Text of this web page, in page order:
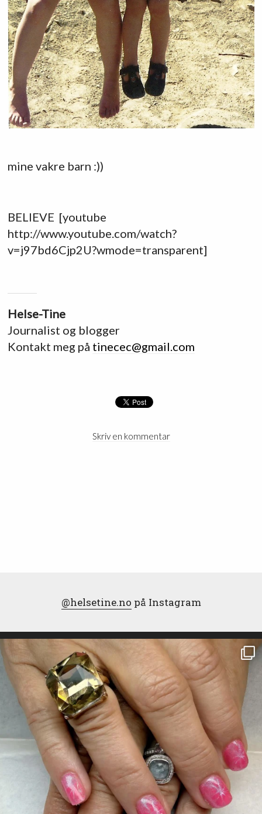
mine vakre barn :))
BELIEVE [youtube
http://www.youtube.com/watch?
v=j97bd6Cjp2U?wmode=transparent]
Helse-Tine
Journalist og blogger
Kontakt meg på tinecec@gmail.com
Skriv en kommentar
@helsetine.no på Instagram